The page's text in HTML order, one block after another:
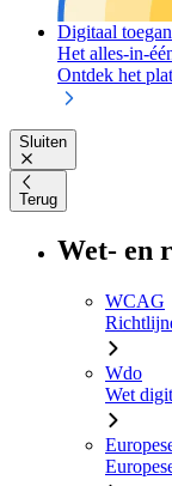
Digitaal
Het alles-in-
Ontdek het
Sluiten
Terug
Wet- en
WCAG
Wdo
Wet